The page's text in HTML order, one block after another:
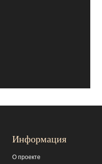
Информация
О проекте